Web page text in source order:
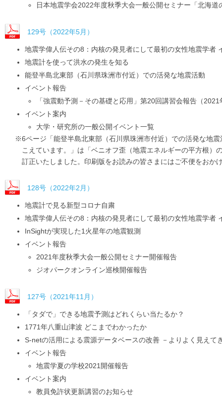
日本地震学会2022年度秋季大会一般公開セミナー「北海
129号（2022年5月）
地震学偉人伝その8：内核の発見者にして最初の女性地震学者
地震計を使って洪水の発生を知る
能登半島北東部（石川県珠洲市付近）での活発な地震活動
イベント報告
「強震動予測－その基礎と応用」第20回講習会報告（
イベント案内
大学・研究所の一般公開イベント一覧
※6ページ「能登半島北東部（石川県珠洲市付近）での活発な地
こえています。」は「ベニオフ歪（地震エネルギーの平方根
訂正いたしました。印刷版をお読みの皆さまにはご不便をおか
128号（2022年2月）
地震計で見る新型コロナ自粛
地震学偉人伝その8：内核の発見者にして最初の女性地震学者
InSightが実現した1火星年の地震観測
イベント報告
2021年度秋季大会一般公開セミナー開催報告
ジオパークオンライン巡検開催報告
127号（2021年11月）
「タダで」できる地震予測はどれくらい当たるか？
1771年八重山津波 どこまでわかったか
S-netの活用による震源データベースの改善 －よりよく見えて
イベント報告
地震学夏の学校2021開催報告
イベント案内
教員免許状更新講習のお知らせ